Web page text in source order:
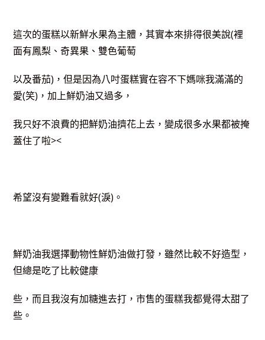
這次的蛋糕以新鮮水果為主體，其實本來排得很美說(裡
面有鳳梨、奇異果、雙色葡萄
以及番茄)，但是因為八吋蛋糕實在容不下媽咪我滿滿的
愛(笑)，加上鮮奶油又過多，
我只好不浪費的把鮮奶油擠花上去，變成很多水果都被掩
蓋住了啦><
希望沒有變難看就好(淚)。
鮮奶油我選擇動物性鮮奶油做打發，雖然比較不好造型，
但總是吃了比較健康
些，而且我沒有加糖進去打，市售的蛋糕我都覺得太甜了
些。